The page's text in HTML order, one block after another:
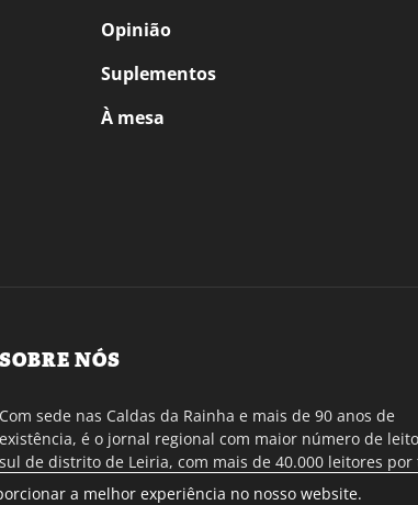
Opinião
Suplementos
À mesa
SOBRE NÓS
Com sede nas Caldas da Rainha e mais de 90 anos de
existência, é o jornal regional com maior número de
sul de distrito de Leiria, com mais de 40.000 leitores por
a região Oeste. Jornal com distribuição em Portugal
a melhor experiência no nosso website.